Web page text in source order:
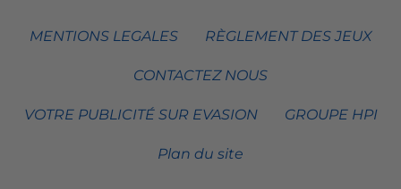
MENTIONS LEGALES RÈGLEMENT DES JEUX
CONTACTEZ NOUS
VOTRE PUBLICITÉ SUR EVASION GROUPE HPI
Plan du site